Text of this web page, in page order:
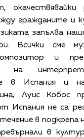
гражданите и
запълва
Всички сме
и
на
в Испания и
Луис Кобос
Испания не са
в подкрепа
в